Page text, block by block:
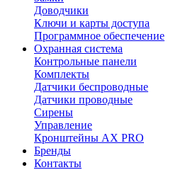
Доводчики
Ключи и карты доступа
Программное обеспечение
Охранная система
Контрольные панели
Комплекты
Датчики беспроводные
Датчики проводные
Сирены
Управление
Кронштейны AX PRO
Бренды
Контакты